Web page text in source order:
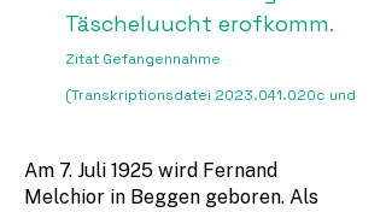
Täscheluucht erofkomm.
Zitat Gefangennahme
(Transkriptionsdatei 2023.041.020c und
Am 7. Juli 1925 wird Fernand
Melchior in Beggen geboren. Als